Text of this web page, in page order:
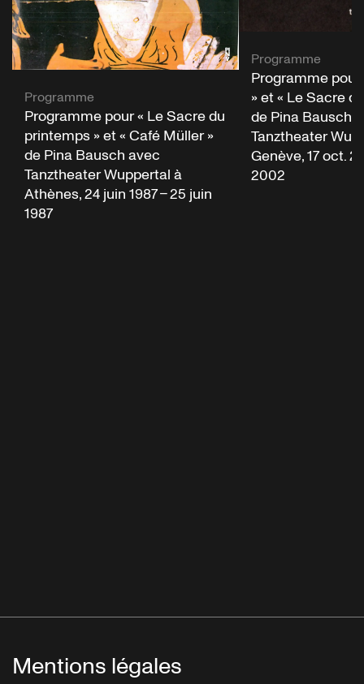
Programme
Programme pour « Le Sacre du
printemps » et « Café Müller »
de Pina Bausch avec
Tanztheater Wuppertal à
Athènes, 24 juin 1987 – 25 juin
1987
Programme
Programme
» et « Le Sacre
de Pina Bausch
Tanztheater
Genève, 17 oct.
2002
Mentions légales